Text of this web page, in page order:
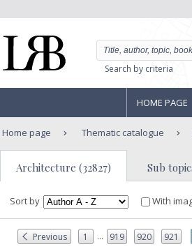
Search by criteria
HOME PAGE
Home page Thematic catalogue
Architecture (32827) Sub
Sort by With
Previous 1 ... 919 920 921